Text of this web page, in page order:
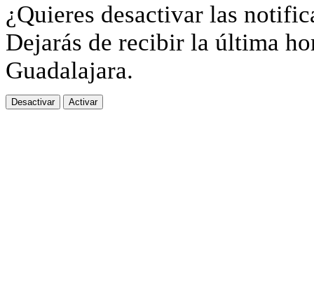
¿Quieres desactivar las
Dejarás de recibir la última
Guadalajara.
Desactivar Activar